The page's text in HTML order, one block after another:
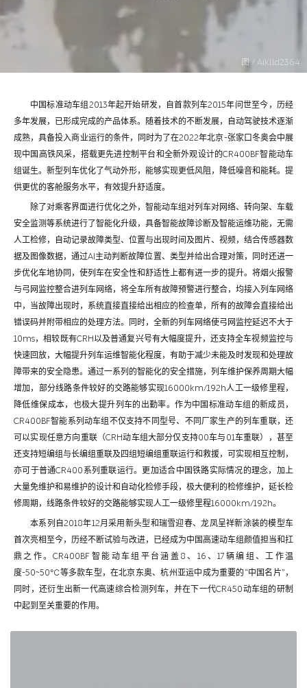
图 / Aiklld2364
中国标准动车组2013年起开始研发，自首款列车2015年问世至今，历经
多年发展，已形成完成的产品体系。随着技术的不断发展，自动驾驶技术逐渐
成熟，具备投入商业运行的条件，同时为了在2022年北京-张家口冬奥会中展
现中国高铁风采，搭载更先进控制平台和全新外观设计的CR400BF智能动车
组诞生。新型列车优化了气动外形，能够实现更低风阻，降低噪音和能耗。提
供更优的客舱服务水平，有效提升舒适度。
除了对乘客界面进行优化之外，智能动车组对列车对网络、转向架、车载
安全监测等系统进行了智能化升级，具备智能故障诊断及智能运维功能，无需
人工检修，自动记录故障类型、位置与出现时间及图片、视频，结合传感器数
据及图像数据，通过AI主动判断故障位置、类型并给出合理对策，同时还进一
步优化车地协同，使列车在安全性和舒适性上都有进一步的提升。将烟火报警
与弓网监控整合进列车网络，将全车所有故障预警进行整合，均接入列车网络
中，当故障出现时，系统直接直接给出相应的检查单，所有的故障会直接给出
错误码并附带相应的处理方法。同时，全新的列车网络使弓网监控延迟不大于
10ms，相较既有CRH以及普通复兴号有大幅度提升，还支持全车视频监控与
快速回放，大幅提升列车运维智能化程度，有助于减少未能及时发现和处理故
障带来的安全隐患。通过一系列的智能化的安全措施，列车维护保养周期大幅
增加，部分线路条件较好的交路能够实现16000km/192h人工一级修里程，
降低维保成本，也极大提升列车的出勤率。作为中国标准动车组的新成员，
CR400BF智能系列动车组不仅支持不同型号、不同厂家生产的列车重联，还
可以实现任意方向重联（CRH动车组大部分仅支持00车与01车重联），甚至
还支持短编组与长编组重联及四组短编组重联运行和救援，可实现相互控制，
亦可于普通CR400系列重联运行。更加适合中国铁路实际情况的理念，加上
大量免维护和易维护的设计和自动化检修手段，极大便利的检修维护，延长检
修周期，线路条件较好的交路能够实现人工一级修里程16000km/192h。
本系列自2018年12月采用新头型和瑞雪迎春、龙凤呈祥新涂装的模型车
首次亮相至今，历经不断试验与改进，已经成为中国高速动车组颜值担当和扛
鼎之作。CR400BF智能动车组平台涵盖8、16、17辆编组、工作温
度-50~50℃等多款车型，在北京东奥、杭州亚运中成为重要的“中国名片”，
同时，还衍生出新一代高速综合检测列车，并在下一代CR450动车组的研制
中起到至关重要的作用。